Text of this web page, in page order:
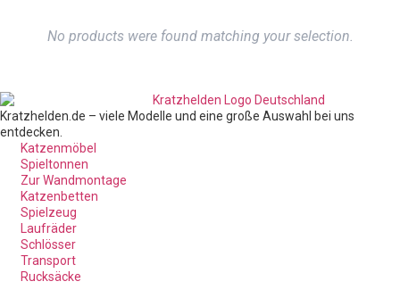
No products were found matching your selection.
Kratzhelden.de – viele Modelle und eine große Auswahl bei uns
entdecken.
Katzenmöbel
Spieltonnen
Zur Wandmontage
Katzenbetten
Spielzeug
Laufräder
Schlösser
Transport
Rucksäcke